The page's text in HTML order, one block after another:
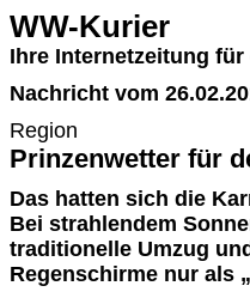
WW-Kurier
Ihre Internetzeitung
Nachricht vom
Region
Prinzenwetter für
Das hatten sich die
Bei strahlendem
traditionelle Umzug
Regenschirme nur als